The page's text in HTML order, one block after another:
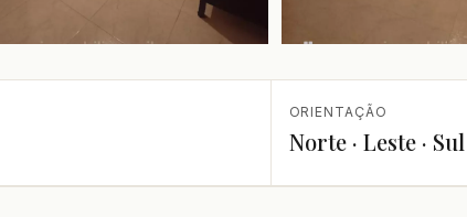
ORIENTAÇÃO
Norte · Leste ·